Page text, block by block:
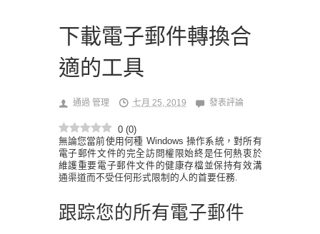
下載電子郵件轉換合
適的工具
通過 管理 七月 25, 2019 發表評論
0 (0)
無論您當前使用何種 Windows 操作系統，對所有
電子郵件文件的完全訪問權限始終是任何熱衷於
維護重要電子郵件文件的健康存檔並保持有效溝
通渠道而不受任何形式限制的人的首要任務.
跟踪您的所有電子郵件